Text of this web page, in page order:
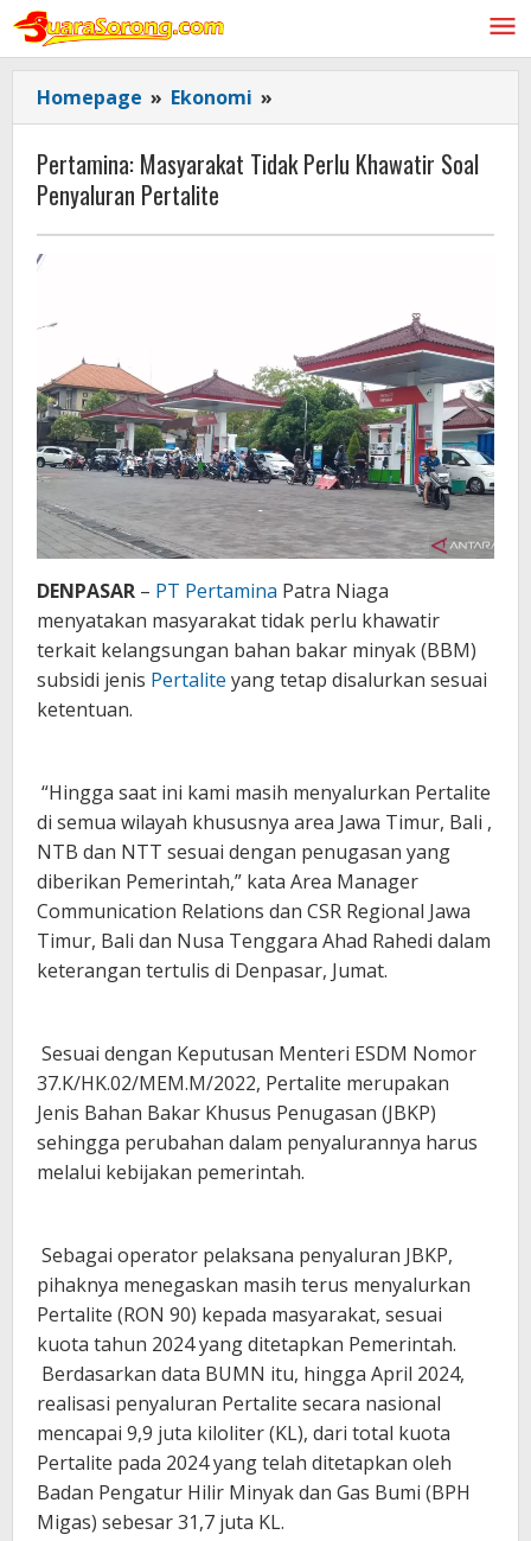
Lewati
konten
Homepage » Ekonomi »
Masyarakat
Tidak
Perlu
Soal
Pertamina: Masyarakat Tidak Perlu Khawatir Soal
Penyaluran Pertalite
DENPASAR – PT Pertamina Patra Niaga
menyatakan masyarakat tidak perlu khawatir
terkait kelangsungan bahan bakar minyak (BBM)
subsidi jenis Pertalite yang tetap disalurkan sesuai
ketentuan.
“Hingga saat ini kami masih menyalurkan Pertalite
di semua wilayah khususnya area Jawa Timur, Bali ,
NTB dan NTT sesuai dengan penugasan yang
diberikan Pemerintah,” kata Area Manager
Communication Relations dan CSR Regional Jawa
Timur, Bali dan Nusa Tenggara Ahad Rahedi dalam
keterangan tertulis di Denpasar, Jumat.
Sesuai dengan Keputusan Menteri ESDM Nomor
37.K/HK.02/MEM.M/2022, Pertalite merupakan
Jenis Bahan Bakar Khusus Penugasan (JBKP)
sehingga perubahan dalam penyalurannya harus
melalui kebijakan pemerintah.
Sebagai operator pelaksana penyaluran JBKP,
pihaknya menegaskan masih terus menyalurkan
Pertalite (RON 90) kepada masyarakat, sesuai
kuota tahun 2024 yang ditetapkan Pemerintah.
Berdasarkan data BUMN itu, hingga April 2024,
realisasi penyaluran Pertalite secara nasional
mencapai 9,9 juta kiloliter (KL), dari total kuota
Pertalite pada 2024 yang telah ditetapkan oleh
Badan Pengatur Hilir Minyak dan Gas Bumi (BPH
Migas) sebesar 31,7 juta KL.